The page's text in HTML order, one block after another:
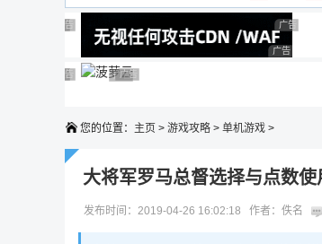
广告 商业广告，理性选择
广告 商业广告，理性选择
广告 商业广告，理性选择
广告 商业
广告 商业
广告 商业广告，理性选择
广告 商业广告，理性选择
广告 商业广告，理性选择广告 商业广告，理性选择
广告 商业广告，理性选择
您的位置： 主页 > 游戏攻略 > 单机游戏 >
大将军罗马总督选择与点数
发布时间：2019-04-26 16:02:18 作者：佚名